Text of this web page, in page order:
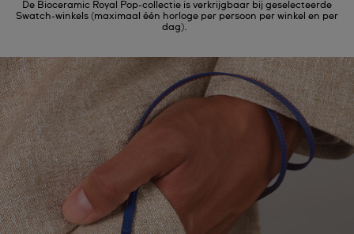
De Bioceramic Royal Pop-collectie is verkrijgbaar bij geselecteerde
Swatch-winkels (maximaal één horloge per persoon per winkel en per
dag).